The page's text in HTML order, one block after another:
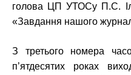
голова ЦП УТОСу П.С.
«Завдання нашого
З третього номера
п’ятдесятих роках